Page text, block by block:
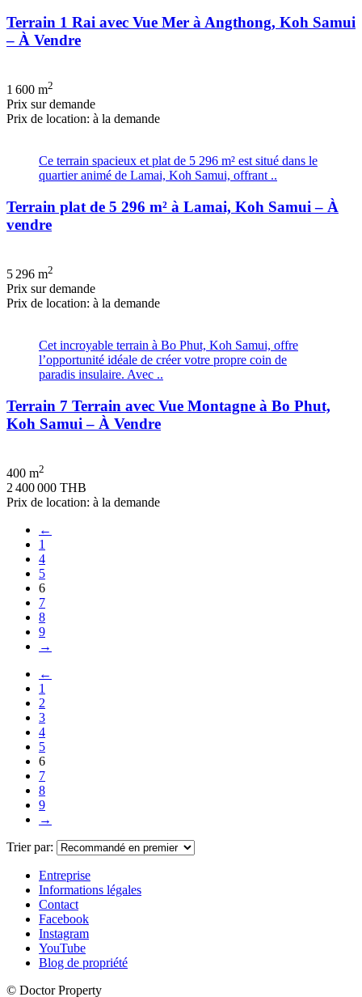
Terrain 1 Rai avec Vue Mer à Angthong, Koh Samui
– À Vendre
1 600 m2
Prix ​​sur demande
Prix de location: à la demande
Ce terrain spacieux et plat de 5 296 m² est situé dans le
quartier animé de Lamai, Koh Samui, offrant ..
Terrain plat de 5 296 m² à Lamai, Koh Samui – À
vendre
5 296 m2
Prix ​​sur demande
Prix de location: à la demande
Cet incroyable terrain à Bo Phut, Koh Samui, offre
l’opportunité idéale de créer votre propre coin de
paradis insulaire. Avec ..
Terrain 7 Terrain avec Vue Montagne à Bo Phut,
Koh Samui – À Vendre
400 m2
2 400 000 THB
Prix de location: à la demande
←
1
4
5
6
7
8
9
→
←
1
2
3
4
5
6
7
8
9
→
Trier par:
Entreprise
Informations légales
Contact
Facebook
Instagram
YouTube
Blog de propriété
© Doctor Property